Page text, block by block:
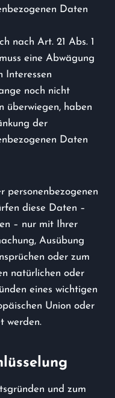
Daten
nach Art. 21 Abs. 1
eine Abwägung
Interessen
noch nicht
überwiegen, haben
der
Daten
personenbezogenen
diese Daten –
– nur mit Ihrer
Ausübung
oder zum
natürlichen oder
eines wichtigen
Union oder
werden.
und zum